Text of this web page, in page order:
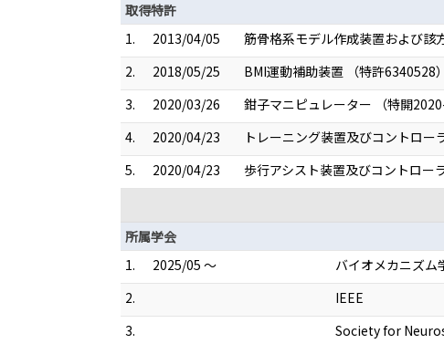
取得特許
1.
2013/04/05
筋骨格系モデル作成装置および該
2.
2018/05/25
BMI運動補助装置 （特許6340528）
3.
2020/03/26
鉗子マニピュレーター （特開
4.
2020/04/23
トレーニング装置及びコントロー
5.
2020/04/23
歩行アシスト装置及びコントロー
所属学会
1.
2025/05 ～
バイオメカニズム
2.
IEEE
3.
Society for